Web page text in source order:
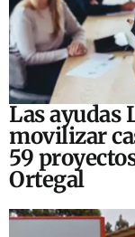
Las ayudas
movilizar
59
Ortegal